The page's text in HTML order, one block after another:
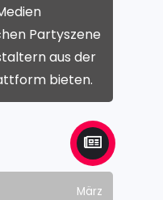
Partyszene
aus der
bieten.
März